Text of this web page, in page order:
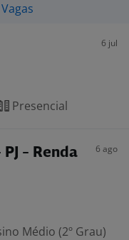
6 jul
Presencial
- Renda
6 ago
Médio (2º Grau)